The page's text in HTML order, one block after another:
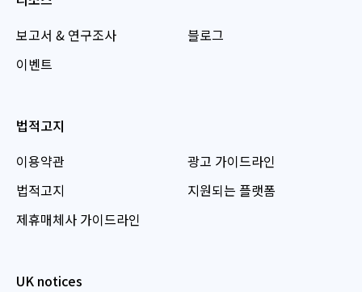
보고서 & 연구조사
이벤트
블로그
법적고지
이용약관
법적고지
제휴매체사 가이드라인
광고 가이드라인
지원되는 플랫폼
UK notices